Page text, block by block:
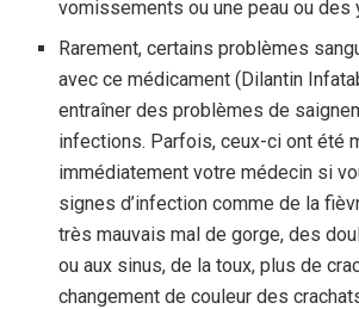
vomissements ou une peau ou des
Rarement, certains problèmes
avec ce médicament (Dilantin
entraîner des problèmes de
infections. Parfois, ceux-ci ont été
immédiatement votre médecin si
signes d’infection comme de la
très mauvais mal de gorge, des
ou aux sinus, de la toux, plus de
changement de couleur des